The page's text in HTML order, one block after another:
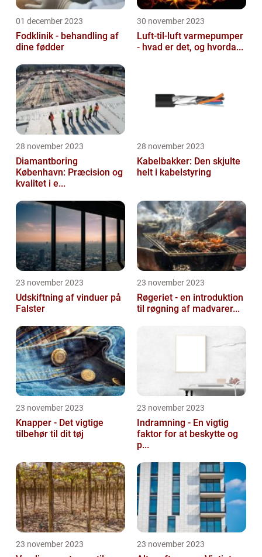
01 december 2023
Fodklinik - behandling af
dine fødder
30 november 2023
Luft-til-luft varmepumper
- hvad er det, og hvorda...
28 november 2023
Diamantboring
København: Præcision og
kvalitet i e...
28 november 2023
Kabelbakker: Den skjulte
helt i kabelstyring
23 november 2023
Udskiftning af vinduer på
Falster
23 november 2023
Røgeriet - en introduktion
til røgning af madvarer...
23 november 2023
Knapper - Det vigtige
tilbehør til dit tøj
23 november 2023
Indramning - En vigtig
faktor for at beskytte og
p...
23 november 2023 23 november 2023